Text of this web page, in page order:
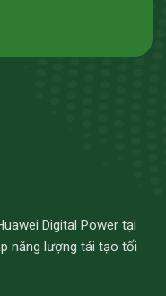
Digital Power tại
năng lượng tái tạo tối